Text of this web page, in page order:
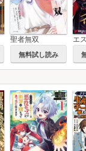
聖者無双
無料試し読み